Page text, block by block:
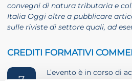
convegni di natura tributaria e
Italia Oggi oltre a pubblicare
sulle riviste di settore quali, ad
CREDITI FORMATIVI
L’evento è in corso di